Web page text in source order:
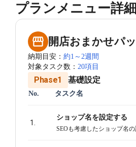
プランメニュー詳細
開店おまかせパ
納期目安：約1～2週間
対象タスク数： 20項目
Phase1 基礎設定
No. タスク名
1.
ショップ名を設定する
SEOも考慮したショップ名